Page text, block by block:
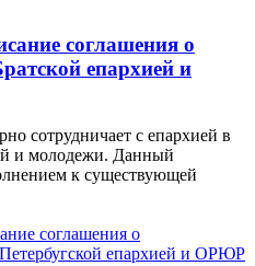
соглашения о
епархией и
сотрудничает с епархией в
и молодежи. Данный
к существующей